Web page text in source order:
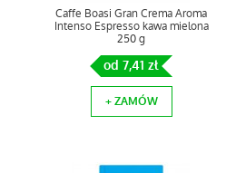
Caffe Boasi Gran Crema Aroma
Intenso Espresso kawa mielona
250 g
od 7,41 zł
+ ZAMÓW